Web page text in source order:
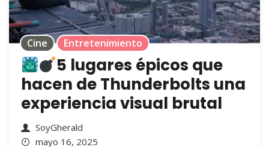
Cine Entretenimiento
5 lugares épicos que
hacen de Thunderbolts una
experiencia visual brutal
SoyGherald
mayo 16, 2025